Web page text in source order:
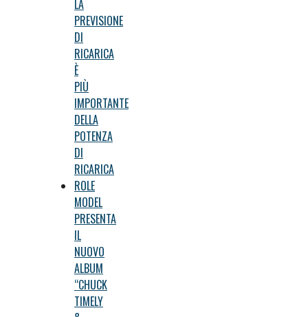
LA
PREVISIONE
DI
RICARICA
È
PIÙ
IMPORTANTE
DELLA
POTENZA
DI
RICARICA
ROLE
MODEL
PRESENTA
IL
NUOVO
ALBUM
“CHUCK
TIMELY